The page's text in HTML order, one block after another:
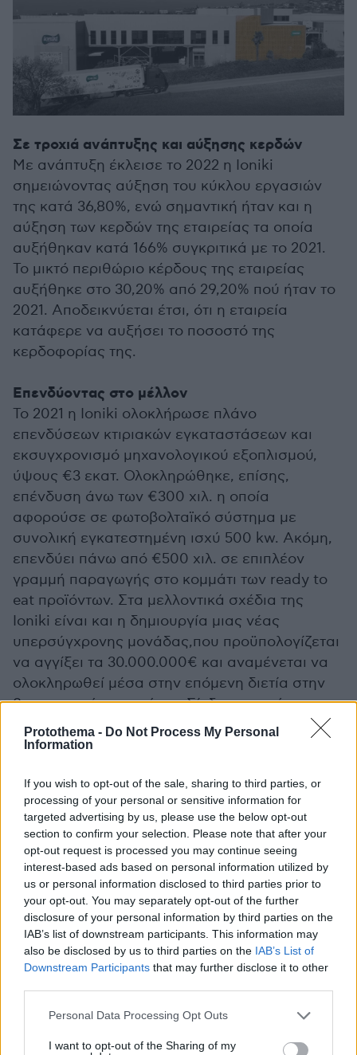
Protothema - Do Not Process My Personal
Information
If you wish to opt-out of the sale, sharing to third parties, or
processing of your personal or sensitive information for
targeted advertising by us, please use the below opt-out
section to confirm your selection. Please note that after your
opt-out request is processed you may continue seeing
interest-based ads based on personal information utilized by
us or personal information disclosed to third parties prior to
your opt-out. You may separately opt-out of the further
disclosure of your personal information by third parties on the
IAB’s list of downstream participants. This information may
also be disclosed by us to third parties on the IAB’s List of
Downstream Participants that may further disclose it to other
Please note that this website/app uses one or more Google
not limited to your visit or usage behaviour. You may click to
Personal Data Processing Opt Outs
I want to opt-out of the Sharing of my
Σε τροχιά ανάπτυξης και αύξησης κερδών
Με ανάπτυξη έκλεισε το 2022 η Ioniki
σημειώνοντας αύξηση του κύκλου εργασιών
της κατά 36,80%, ενώ σημαντική ήταν και η
αύξηση των κερδών της εταιρείας τα οποία
αυξήθηκαν κατά 166% συγκριτικά με το 2021.
Το μικτό περιθώριο κέρδους της εταιρείας
αυξήθηκε στο 30,20% από 29,20% πού ήταν το
2021. Αποδεικνύεται έτσι, ότι η εταιρεία
κατάφερε να αυξήσει το ποσοστό της
κερδοφορίας της.
Επενδύοντας στο μέλλον
Το 2021 η Ioniki ολοκλήρωσε πλάνο
επενδύσεων κτιριακών εγκαταστάσεων και
εκσυγχρονισμό μηχανολογικού εξοπλισμού,
ύψους €3 εκατ. Ολοκληρώθηκε, επίσης,
επένδυση άνω των €300 χιλ. η οποία
αφορούσε σε φωτοβολταϊκό σύστημα με
συνολική εγκατεστημένη ισχύ 500 kw. Ακόμη,
επενδύει πάνω από €500 χιλ. σε επιπλέον
γραμμή παραγωγής στο κομμάτι των ready to
eat προϊόντων. Στα μελλοντικά σχέδια της
Ioniki είναι και η δημιουργία μιας νέας
υπερσύγχρονης μονάδας,που προϋπολογίζεται
να αγγίξει τα 30.000.000€ και αναμένεται να
ολοκληρωθεί μέσα στην επόμενη διετία στην
βιομηχανική περιοχή της Σίνδου με στόχο την
περαιτέρω ανάπτυξή της.
και το περιβάλλον
Στην Ioniki, η εταιρική κοινωνική ευθύνη
αποτελεί κίνητρο για τη βελτίωση της ποιότητας
ζωής τόσο των εργαζομένων της, όσο και της
ευρύτερης κοινωνίας στοχεύοντας στο να γίνει
πιο «πράσινη». Για την ενίσχυση του σκοπού
της επιλέγει να συνεργάζεται με εταιρείες
εκτυπώσεων που έχουν κοινό στόχο την
προστασία του περιβάλλοντος και την ένταξη
σε ακόμη περισσότερες περιβαλλοντικές
δεσμεύσεις επιδιώκοντας να γίνουν και αυτές
«πράσινες».